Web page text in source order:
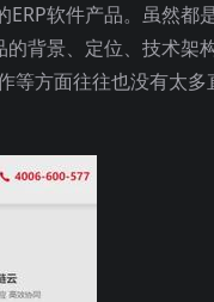
ERP软件产品。虽然都
的背景、定位、技术架
等方面往往也没有太多